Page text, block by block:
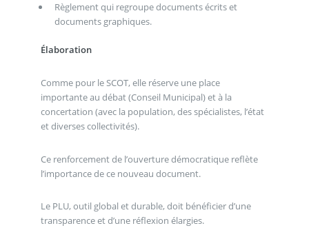
Règlement qui regroupe documents écrits et
documents graphiques.
Élaboration
Comme pour le SCOT, elle réserve une place
importante au débat (Conseil Municipal) et à la
concertation (avec la population, des spécialistes, l’état
et diverses collectivités).
Ce renforcement de l’ouverture démocratique reflète
l’importance de ce nouveau document.
Le PLU, outil global et durable, doit bénéficier d’une
transparence et d’une réflexion élargies.